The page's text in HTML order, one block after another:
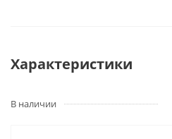
Характеристики
В наличии